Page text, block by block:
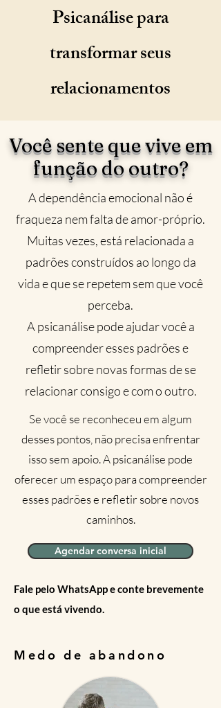
Psicanálise para
transformar seus
relacionamentos
Você sente que vive em
função do outro?
A dependência emocional não é
fraqueza nem falta de amor-próprio.
Muitas vezes, está relacionada a
padrões construídos ao longo da
vida e que se repetem sem que você
perceba.
A psicanálise pode ajudar você a
compreender esses padrões e
refletir sobre novas formas de se
relacionar consigo e com o outro.
Se você se reconheceu em algum
desses pontos, não precisa enfrentar
isso sem apoio. A psicanálise pode
oferecer um espaço para compreender
esses padrões e refletir sobre novos
caminhos.
Agendar conversa inicial
Fale pelo WhatsApp e conte brevemente
o que está vivendo.
Medo de abandono